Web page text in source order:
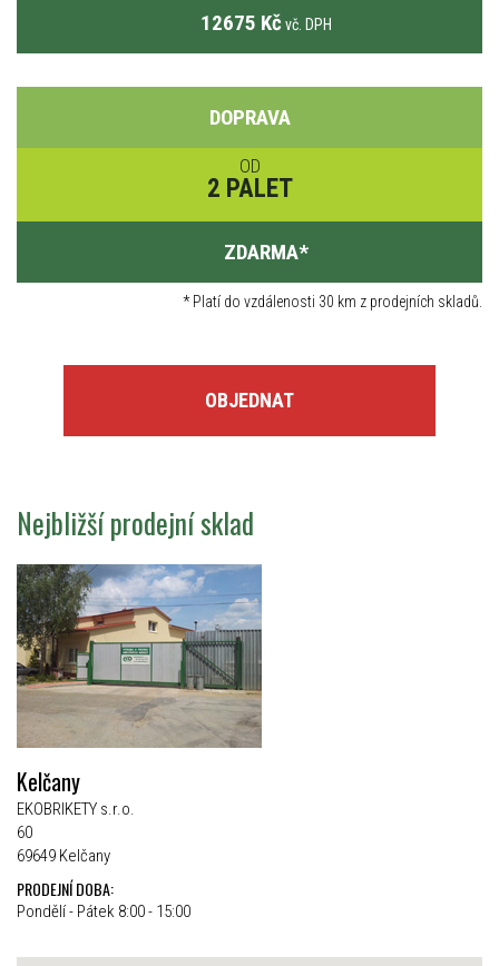
12675 Kč vč. DPH
DOPRAVA
OD
2 PALET
ZDARMA*
*Platí do vzdálenosti 30 km z prodejních skladů.
OBJEDNAT
Nejbližší prodejní sklad
Kelčany
EKOBRIKETY s.r.o.
60
69649 Kelčany
PRODEJNÍ DOBA:
Pondělí - Pátek 8:00 - 15:00